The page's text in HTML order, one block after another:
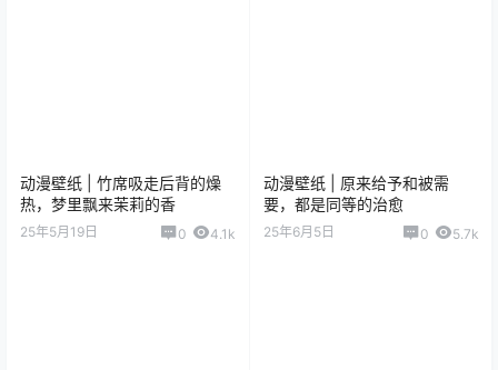
动漫壁纸 | 竹席吸走后背的燥
热，梦里飘来茉莉的香
25年5月19日 0 4.1k
动漫壁纸 | 原来给予和被需
要，都是同等的治愈
25年6月5日 0 5.7k